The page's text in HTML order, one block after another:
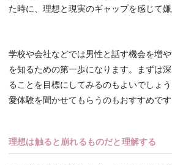
た時に、理想と現実のギャップを感じて
学校や会社などでは男性と話す機会を増
を知るための第一歩になります。まずは
ることを目標にしてみるのもよいでしょ
愛体験を聞かせてもらうのもおすすめです
理想は触ると崩れるものだと理解する